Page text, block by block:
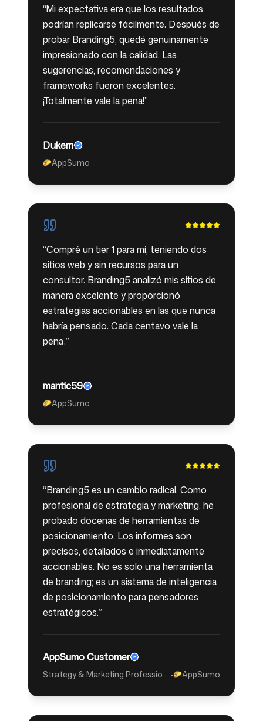
“Mi expectativa era que los resultados
podrían replicarse fácilmente. Después de
probar Branding5, quedé genuinamente
impresionado con la calidad. Las
sugerencias, recomendaciones y
frameworks fueron excelentes.
¡Totalmente vale la pena!”
Dukem
🌮AppSumo
“Compré un tier 1 para mí, teniendo dos
sitios web y sin recursos para un
consultor. Branding5 analizó mis sitios de
manera excelente y proporcionó
estrategias accionables en las que nunca
habría pensado. Cada centavo vale la
pena.”
mantic59
🌮AppSumo
“Branding5 es un cambio radical. Como
profesional de estrategia y marketing, he
probado docenas de herramientas de
posicionamiento. Los informes son
precisos, detallados e inmediatamente
accionables. No es solo una herramienta
de branding; es un sistema de inteligencia
de posicionamiento para pensadores
estratégicos.”
AppSumo Customer
Strategy & Marketing Professional
•🌮AppSumo